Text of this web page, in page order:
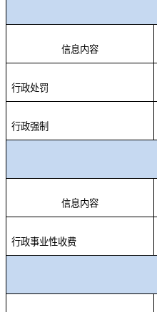
信息内容
行政处罚
行政强制
信息内容
行政事业性收费